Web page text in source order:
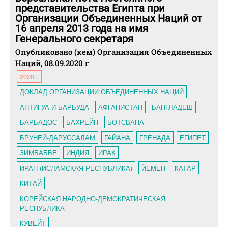
представительства Египта при
Организации Объединенных Наций от
16 апреля 2013 года на имя
Генерального секретаря
Опубликовано (кем) Организация Объединенных
Наций, 08.09.2020 г
2020 г
ДОКЛАД ОРГАНИЗАЦИИ ОБЪЕДИНЕННЫХ НАЦИЙ
АНТИГУА И БАРБУДА
АФГАНИСТАН
БАНГЛАДЕШ
БАРБАДОС
БАХРЕЙН
БОТСВАНА
БРУНЕЙ-ДАРУССАЛАМ
ГАЙАНА ГРЕНАДА
ЕГИПЕТ
ЗИМБАБВЕ
ИНДИЯ
ИРАК
ИРАН (ИСЛАМСКАЯ РЕСПУБЛИКА)
ЙЕМЕН
КАТАР
КИТАЙ
КОРЕЙСКАЯ НАРОДНО-ДЕМОКРАТИЧЕСКАЯ
РЕСПУБЛИКА
КУВЕЙТ